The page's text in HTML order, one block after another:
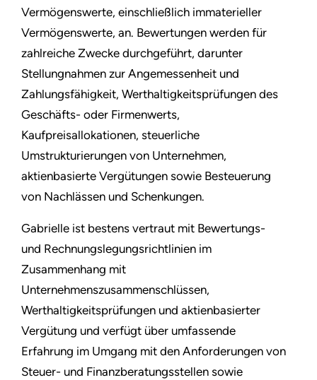
Vermögenswerte, einschließlich immaterieller
Vermögenswerte, an. Bewertungen werden für
zahlreiche Zwecke durchgeführt, darunter
Stellungnahmen zur Angemessenheit und
Zahlungsfähigkeit, Werthaltigkeitsprüfungen des
Geschäfts- oder Firmenwerts,
Kaufpreisallokationen, steuerliche
Umstrukturierungen von Unternehmen,
aktienbasierte Vergütungen sowie Besteuerung
von Nachlässen und Schenkungen.
Gabrielle ist bestens vertraut mit Bewertungs-
und Rechnungslegungsrichtlinien im
Zusammenhang mit
Unternehmenszusammenschlüssen,
Werthaltigkeitsprüfungen und aktienbasierter
Vergütung und verfügt über umfassende
Erfahrung im Umgang mit den Anforderungen von
Steuer- und Finanzberatungsstellen sowie